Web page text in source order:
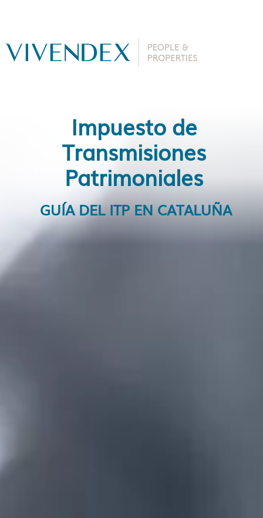
Impuesto de
Transmisiones
Patrimoniales
GUÍA DEL ITP EN CATALUÑA